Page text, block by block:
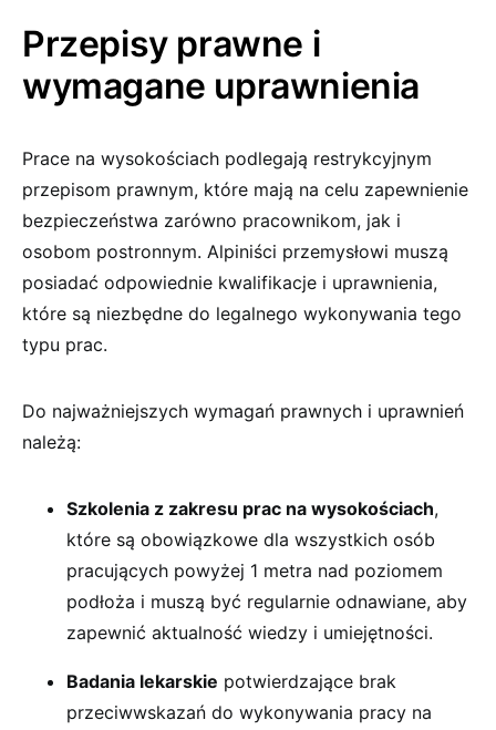
Przepisy prawne i
wymagane uprawnienia
Prace na wysokościach podlegają restrykcyjnym
przepisom prawnym, które mają na celu zapewnienie
bezpieczeństwa zarówno pracownikom, jak i
osobom postronnym. Alpiniści przemysłowi muszą
posiadać odpowiednie kwalifikacje i uprawnienia,
które są niezbędne do legalnego wykonywania tego
typu prac.
Do najważniejszych wymagań prawnych i uprawnień
należą:
Szkolenia z zakresu prac na wysokościach,
które są obowiązkowe dla wszystkich osób
pracujących powyżej 1 metra nad poziomem
podłoża i muszą być regularnie odnawiane, aby
zapewnić aktualność wiedzy i umiejętności.
Badania lekarskie potwierdzające brak
przeciwwskazań do wykonywania pracy na